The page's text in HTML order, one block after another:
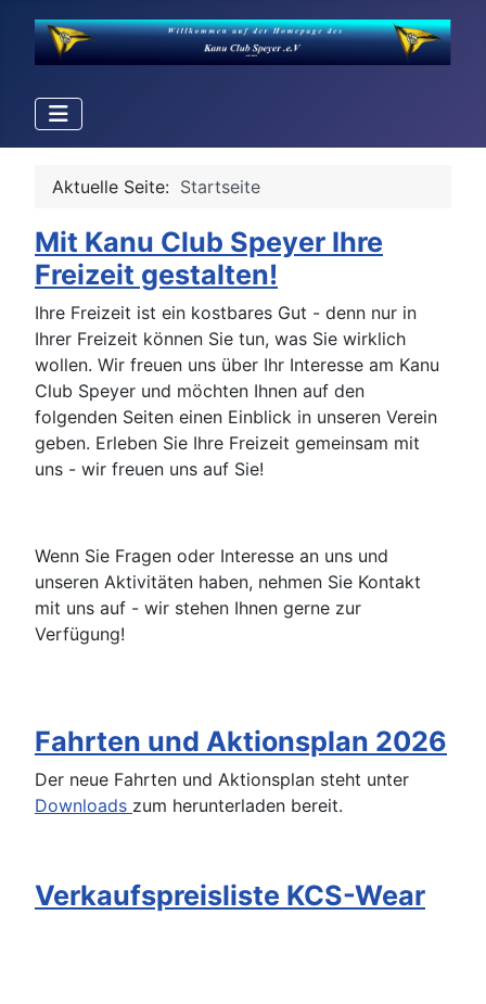
Aktuelle Seite: Startseite
Mit Kanu Club Speyer Ihre
Freizeit gestalten!
Ihre Freizeit ist ein kostbares Gut - denn nur in
Ihrer Freizeit können Sie tun, was Sie wirklich
wollen. Wir freuen uns über Ihr Interesse am Kanu
Club Speyer und möchten Ihnen auf den
folgenden Seiten einen Einblick in unseren Verein
geben. Erleben Sie Ihre Freizeit gemeinsam mit
uns - wir freuen uns auf Sie!
Wenn Sie Fragen oder Interesse an uns und
unseren Aktivitäten haben, nehmen Sie Kontakt
mit uns auf - wir stehen Ihnen gerne zur
Verfügung!
Fahrten und Aktionsplan 2026
Der neue Fahrten und Aktionsplan steht unter
Downloads zum herunterladen bereit.
Verkaufspreisliste KCS-Wear